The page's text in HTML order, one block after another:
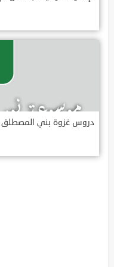
دروس غزوة بني المصطلق